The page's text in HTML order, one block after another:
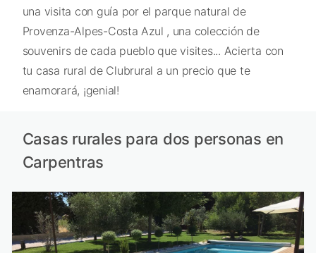
una visita con guía por el parque natural de
Provenza-Alpes-Costa Azul , una colección de
souvenirs de cada pueblo que visites... Acierta con
tu casa rural de Clubrural a un precio que te
enamorará, ¡genial!
Casas rurales para dos personas en
Carpentras